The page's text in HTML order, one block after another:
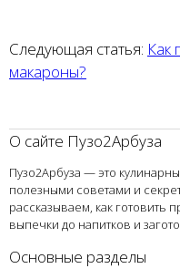
Следующая статья: Как
макароны?
О сайте Пузо2Арбуза
Пузо2Арбуза — это
полезными советами и
рассказываем, как готовить
выпечки до напитков и
Основные разделы